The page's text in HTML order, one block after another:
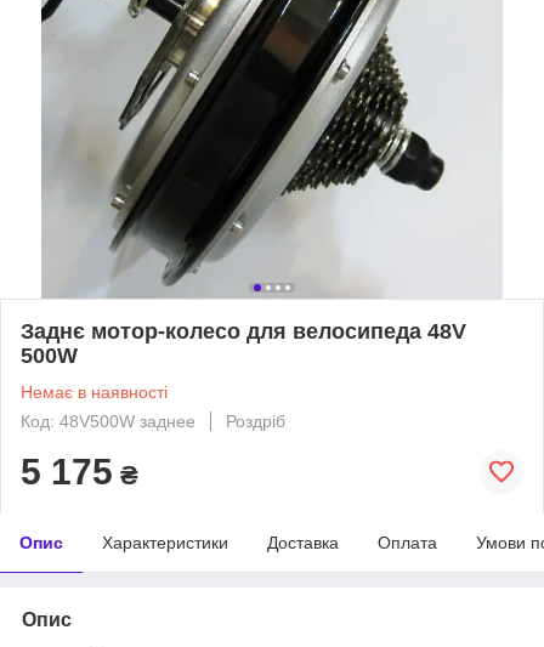
Заднє мотор-колесо для велосипеда 48V
500W
Немає в наявності
Код: 48V500W заднее
Роздріб
5 175 ₴
Опис Характеристики Доставка Оплата Умови
Опис